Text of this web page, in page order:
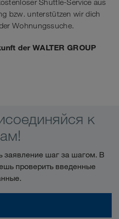
Shuttle-Service aus
bzw. unterstützen wir dich
Wohnungssuche.
der WALTER GROUP
к
шаг за шагом. В
проверить введенные